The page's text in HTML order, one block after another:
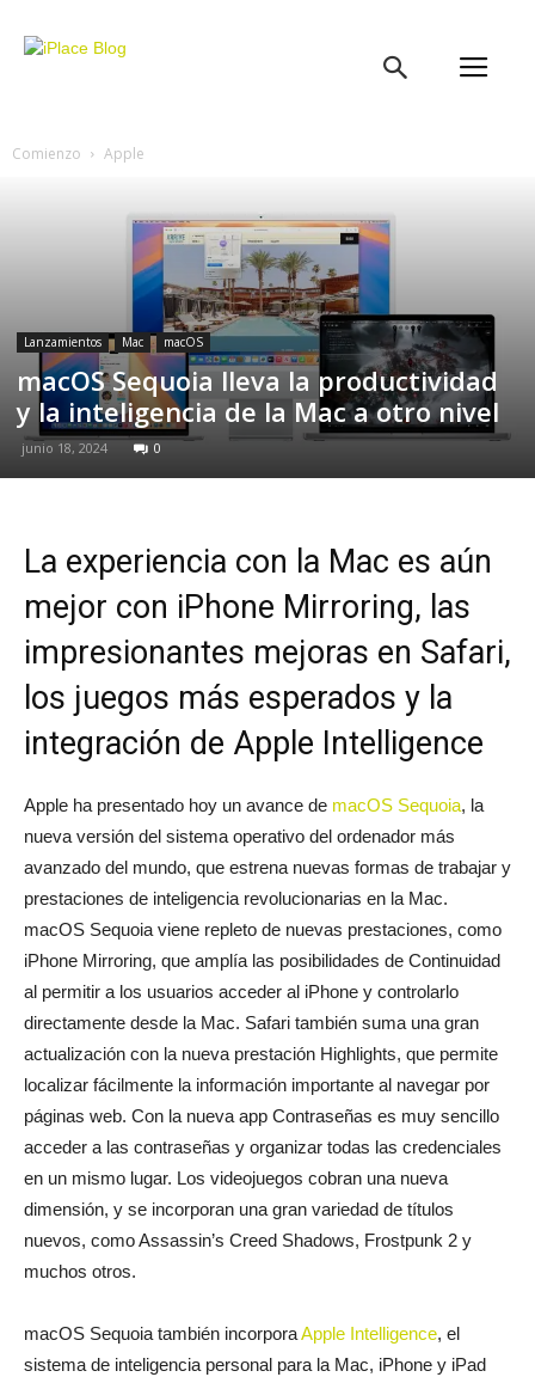
Comienzo Apple
Lanzamientos Mac macOS
macOS Sequoia lleva la productividad
y la inteligencia de la Mac a otro nivel
junio 18, 2024 0
La experiencia con la Mac es aún
mejor con iPhone Mirroring, las
impresionantes mejoras en Safari,
los juegos más esperados y la
integración de Apple Intelligence
Apple ha presentado hoy un avance de macOS Sequoia, la
nueva versión del sistema operativo del ordenador más
avanzado del mundo, que estrena nuevas formas de trabajar y
prestaciones de inteligencia revolucionarias en la Mac.
macOS Sequoia viene repleto de nuevas prestaciones, como
iPhone Mirroring, que amplía las posibilidades de Continuidad
al permitir a los usuarios acceder al iPhone y controlarlo
directamente desde la Mac. Safari también suma una gran
actualización con la nueva prestación Highlights, que permite
localizar fácilmente la información importante al navegar por
páginas web. Con la nueva app Contraseñas es muy sencillo
acceder a las contraseñas y organizar todas las credenciales
en un mismo lugar. Los videojuegos cobran una nueva
dimensión, y se incorporan una gran variedad de títulos
nuevos, como Assassin’s Creed Shadows, Frostpunk 2 y
muchos otros.
macOS Sequoia también incorporaApple Intelligence, el
sistema de inteligencia personal para la Mac, iPhone y iPad